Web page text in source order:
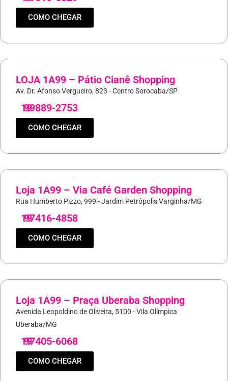
COMO CHEGAR
LOJA 1A99 – Pátio Cianê Shopping
Av. Dr. Afonso Vergueiro, 823 - Centro Sorocaba/SP
19
99889-2753
COMO CHEGAR
Loja 1A99 – Via Café Garden Shopping
Rua Humberto Pizzo, 999 - Jardim Petrópolis Varginha/MG
19
97416-4858
COMO CHEGAR
Loja 1A99 – Praça Uberaba Shopping
Avenida Leopoldino de Oliveira, 5100 - Vila Olímpica
Uberaba/MG
19
97405-6068
COMO CHEGAR